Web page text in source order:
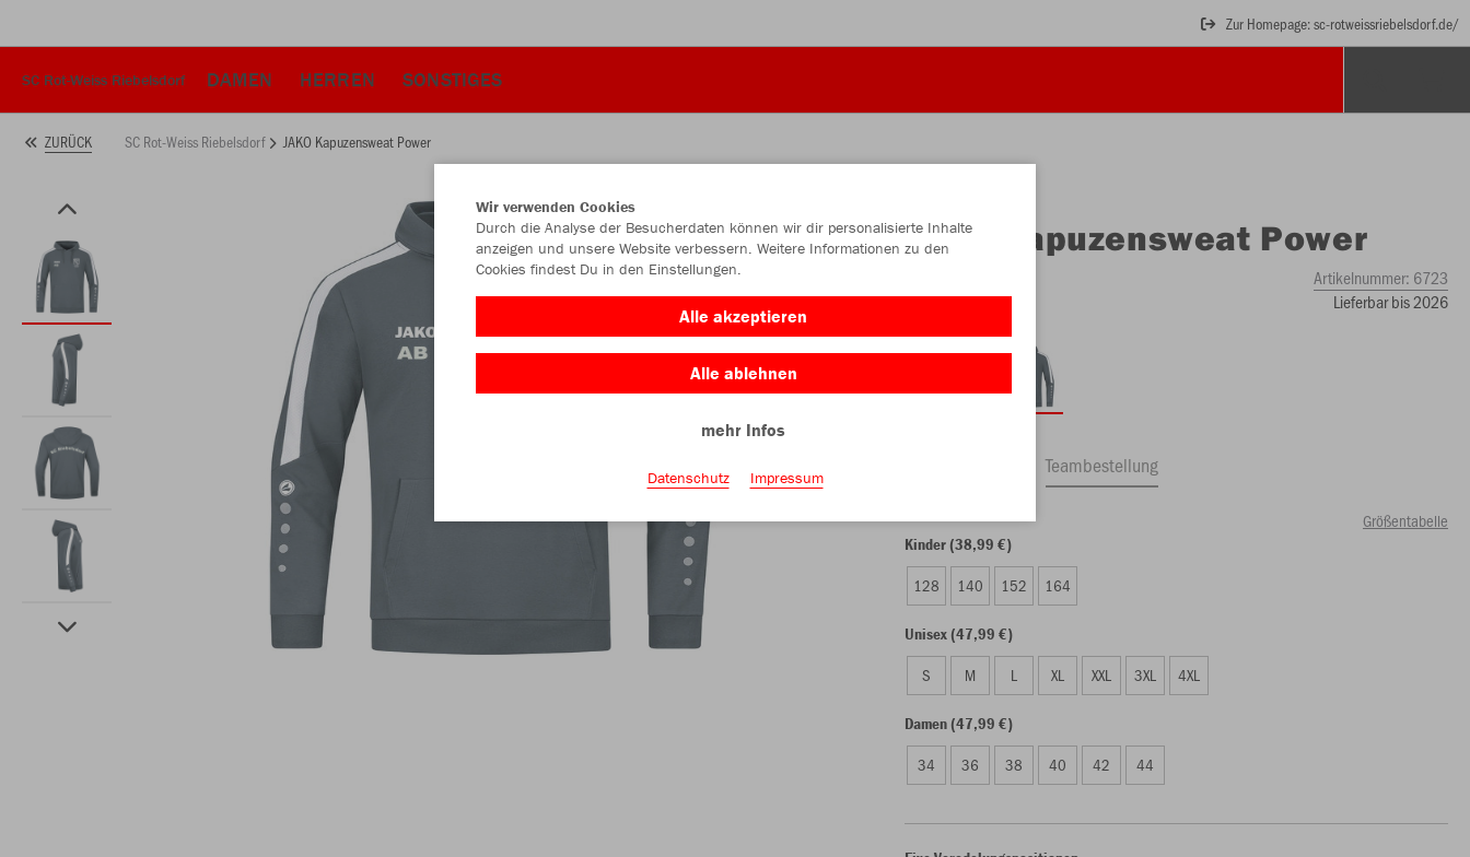
Zur Homepage: sc-rotweissriebelsdorf.de/
SC Rot-Weiss Riebelsdorf DAMEN HERREN SONSTIGES
ZURÜCK SC Rot-Weiss Riebelsdorf JAKO Kapuzensweat Power
JAKO Kapuzensweat Power
Artikelnummer: 6723
Lieferbar bis 2026
Teambestellung
Größentabelle
Kinder (38,99 €)
128 140 152 164
Unisex (47,99 €)
S M L XL XXL 3XL 4XL
Damen (47,99 €)
34 36 38 40 42 44
Wir verwenden Cookies
Durch die Analyse der Besucherdaten können wir dir personalisierte Inhalte
anzeigen und unsere Website verbessern. Weitere Informationen zu den
Cookies findest Du in den Einstellungen.
Alle akzeptieren
Alle ablehnen
mehr Infos
Datenschutz Impressum